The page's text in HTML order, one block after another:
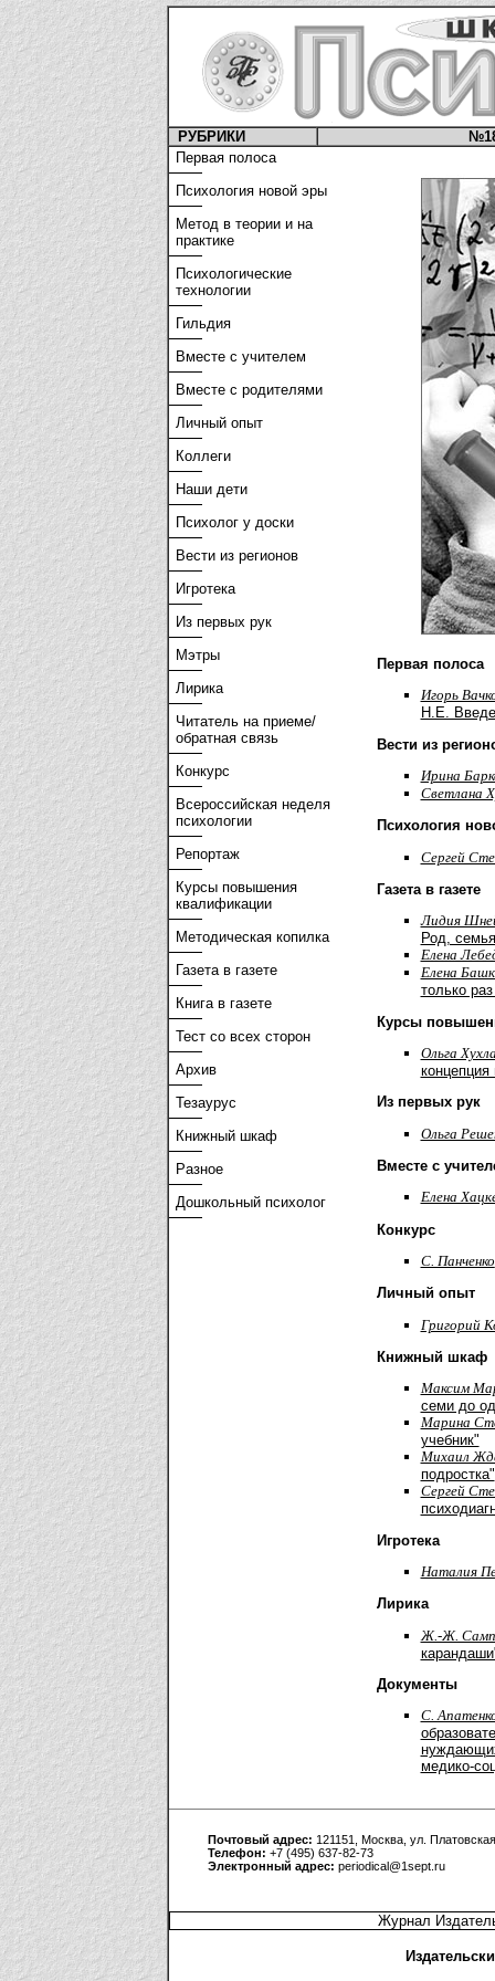
РУБРИКИ
Первая полоса
Психология новой эры
Метод в теории и на
практике
Психологические
технологии
Гильдия
Вместе с учителем
Вместе с родителями
Личный опыт
Коллеги
Наши дети
Психолог у доски
Вести из регионов
Игротека
Из первых рук
Мэтры
Лирика
Читатель на приеме/
обратная связь
Конкурс
Всероссийская неделя
психологии
Репортаж
Курсы повышения
квалификации
Методическая копилка
Газета в газете
Книга в газете
Тест со всех сторон
Архив
Тезаурус
Книжный шкаф
Разное
Дошкольный психолог
Первая полоса
Игорь
Н.Е.
Вести из
Ирина
Светлана
Психология
Cергей
Газета в газете
Лидия
Род,
Елена
Елена
только
Курсы
Ольга
концепция
Из первых рук
Ольга
Вместе с
Елена
Конкурс
С. Панченко
Личный опыт
Григорий
Книжный шкаф
Максим
семи до
Марина
учебник"
Михаил
подростка"
Cергей
Игротека
Наталия
Лирика
Ж.-Ж.
Документы
С.
медико-
Почтовый адрес: 121151, Москва, ул.
Телефон: +7 (495) 637-82-73
Электронный адрес: periodical@1sept.ru
Журнал